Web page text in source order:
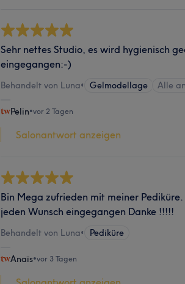
Sehr nettes Studio, es wird hygienisch
eingegangen:-)
Behandelt von Luna• Gelmodellage Alle
Pelin•vor 2 Tagen
Salonantwort anzeigen
Bin Mega zufrieden mit meiner
jeden Wunsch eingegangen Danke !!!!!
Behandelt von Luna• Pediküre
Anaïs•vor 3 Tagen